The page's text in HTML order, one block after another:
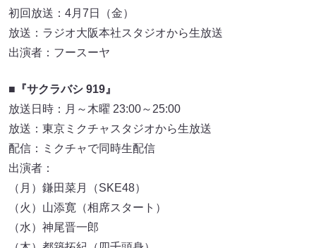
初回放送：4月7日（金）
放送：ラジオ大阪本社スタジオから生放送
出演者：フースーヤ
■『サクラバシ 919』
放送日時：月～木曜 23:00～25:00
放送：東京ミクチャスタジオから生放送
配信：ミクチャで同時生配信
出演者：
（月）鎌田菜月（SKE48）
（火）山添寛（相席スタート）
（水）神尾晋一郎